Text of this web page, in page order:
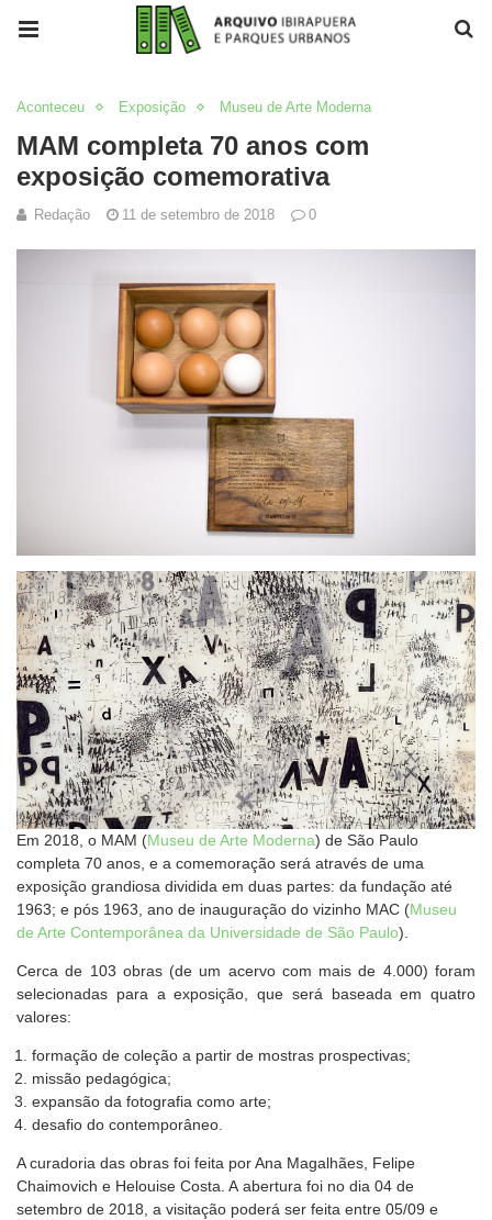
Aconteceu Exposição Museu de Arte Moderna
MAM completa 70 anos com
exposição comemorativa
Redação 11 de setembro de 2018 0
Em 2018, o MAM (Museu de Arte Moderna) de São Paulo
completa 70 anos, e a comemoração será através de uma
exposição grandiosa dividida em duas partes: da fundação até
1963; e pós 1963, ano de inauguração do vizinho MAC (Museu
de Arte Contemporânea da Universidade de São Paulo).
Cerca de 103 obras (de um acervo com mais de 4.000) foram
selecionadas para a exposição, que será baseada em quatro
valores:
formação de coleção a partir de mostras prospectivas;
missão pedagógica;
expansão da fotografia como arte;
desafio do contemporâneo.
A curadoria das obras foi feita por Ana Magalhães, Felipe
Chaimovich e Helouise Costa. A abertura foi no dia 04 de
setembro de 2018, a visitação poderá ser feita entre 05/09 e